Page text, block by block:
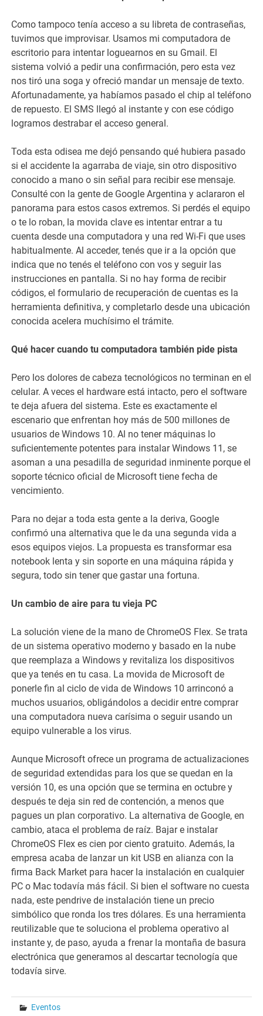
Como tampoco tenía acceso a su libreta de contraseñas,
tuvimos que improvisar. Usamos mi computadora de
escritorio para intentar loguearnos en su Gmail. El
sistema volvió a pedir una confirmación, pero esta vez
nos tiró una soga y ofreció mandar un mensaje de texto.
Afortunadamente, ya habíamos pasado el chip al teléfono
de repuesto. El SMS llegó al instante y con ese código
logramos destrabar el acceso general.
Toda esta odisea me dejó pensando qué hubiera pasado
si el accidente la agarraba de viaje, sin otro dispositivo
conocido a mano o sin señal para recibir ese mensaje.
Consulté con la gente de Google Argentina y aclararon el
panorama para estos casos extremos. Si perdés el equipo
o te lo roban, la movida clave es intentar entrar a tu
cuenta desde una computadora y una red Wi-Fi que uses
habitualmente. Al acceder, tenés que ir a la opción que
indica que no tenés el teléfono con vos y seguir las
instrucciones en pantalla. Si no hay forma de recibir
códigos, el formulario de recuperación de cuentas es la
herramienta definitiva, y completarlo desde una ubicación
conocida acelera muchísimo el trámite.
Qué hacer cuando tu computadora también pide pista
Pero los dolores de cabeza tecnológicos no terminan en el
celular. A veces el hardware está intacto, pero el software
te deja afuera del sistema. Este es exactamente el
escenario que enfrentan hoy más de 500 millones de
usuarios de Windows 10. Al no tener máquinas lo
suficientemente potentes para instalar Windows 11, se
asoman a una pesadilla de seguridad inminente porque el
soporte técnico oficial de Microsoft tiene fecha de
vencimiento.
Para no dejar a toda esta gente a la deriva, Google
confirmó una alternativa que le da una segunda vida a
esos equipos viejos. La propuesta es transformar esa
notebook lenta y sin soporte en una máquina rápida y
segura, todo sin tener que gastar una fortuna.
Un cambio de aire para tu vieja PC
La solución viene de la mano de ChromeOS Flex. Se trata
de un sistema operativo moderno y basado en la nube
que reemplaza a Windows y revitaliza los dispositivos
que ya tenés en tu casa. La movida de Microsoft de
ponerle fin al ciclo de vida de Windows 10 arrinconó a
muchos usuarios, obligándolos a decidir entre comprar
una computadora nueva carísima o seguir usando un
equipo vulnerable a los virus.
Aunque Microsoft ofrece un programa de actualizaciones
de seguridad extendidas para los que se quedan en la
versión 10, es una opción que se termina en octubre y
después te deja sin red de contención, a menos que
pagues un plan corporativo. La alternativa de Google, en
cambio, ataca el problema de raíz. Bajar e instalar
ChromeOS Flex es cien por ciento gratuito. Además, la
empresa acaba de lanzar un kit USB en alianza con la
firma Back Market para hacer la instalación en cualquier
PC o Mac todavía más fácil. Si bien el software no cuesta
nada, este pendrive de instalación tiene un precio
simbólico que ronda los tres dólares. Es una herramienta
reutilizable que te soluciona el problema operativo al
instante y, de paso, ayuda a frenar la montaña de basura
electrónica que generamos al descartar tecnología que
todavía sirve.
Eventos